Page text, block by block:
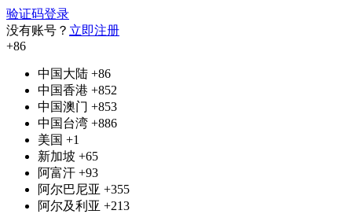
验证码登录
没有账号？ 立即注册
+86
中国大陆 +86
中国香港 +852
中国澳门 +853
中国台湾 +886
美国 +1
新加坡 +65
阿富汗 +93
阿尔巴尼亚 +355
阿尔及利亚 +213